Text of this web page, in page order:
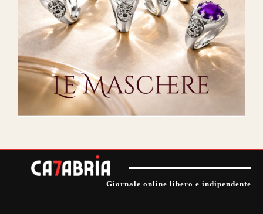
Giornale online libero e indipendente